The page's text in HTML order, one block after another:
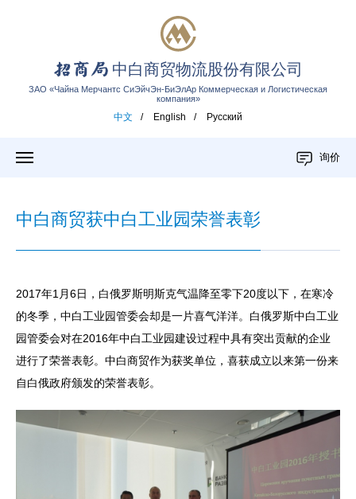
中白商贸物流股份有限公司
ЗАО «Чайна Мерчантс СиЭйчЭн-БиЭлАр Коммерческая и Логистическая
компания»
中文 / English / Русский
询价
中白商贸获中白工业园荣誉表彰
2017年1月6日，白俄罗斯明斯克气温降至零下20度以下，在寒冷
的冬季，中白工业园管委会却是一片喜气洋洋。白俄罗斯中白工业
园管委会对在2016年中白工业园建设过程中具有突出贡献的企业
进行了荣誉表彰。中白商贸作为获奖单位，喜获成立以来第一份来
自白俄政府颁发的荣誉表彰。